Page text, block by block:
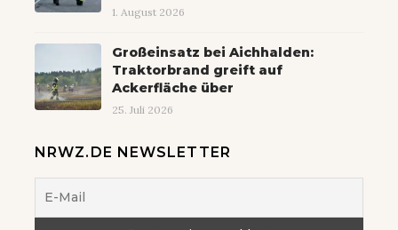
1. August 2026
Großeinsatz bei Aichhalden:
Traktorbrand greift auf
Ackerfläche über
25. Juli 2026
NRWZ.DE NEWSLETTER